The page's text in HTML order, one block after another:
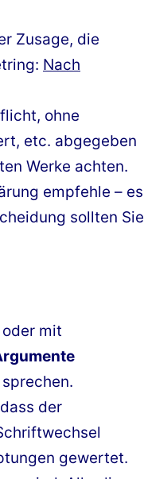
Zusage, die
Nach
ohne
etc. abgegeben
Werke achten.
empfehle – es
sollten Sie
mit
der
gewertet.